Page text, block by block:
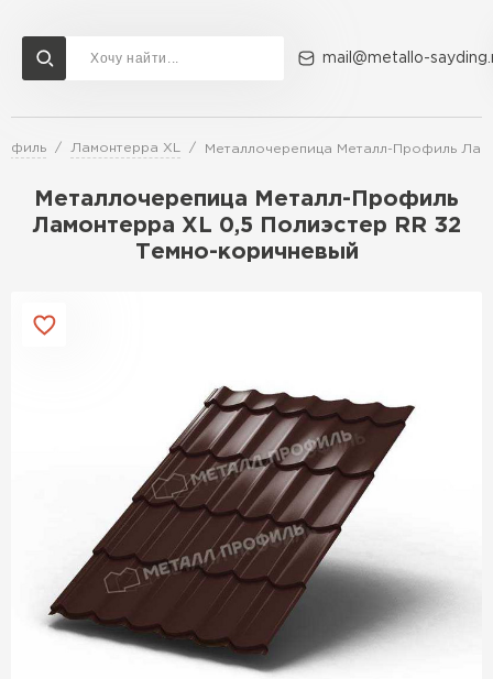
mail@metallo-
Ламонтерра XL Металлочерепица Металл-Профиль
Металлочерепица Металл-Профиль
Ламонтерра XL 0,5 Полиэстер RR 32
Темно-коричневый
Доставка и оплата Акции О компании Контакты
Перейти в каталог